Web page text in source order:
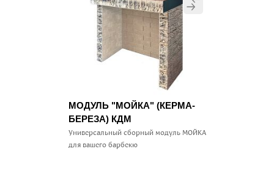
МОДУЛЬ "МОЙКА" (КЕРМА-
БЕРЕЗА) КДМ
Универсальный сборный модуль МОЙКА
для вашего барбекю